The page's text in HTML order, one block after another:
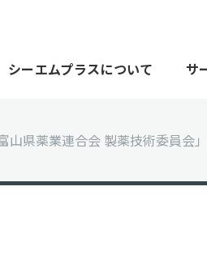
シーエムプラスについて サ
富山県薬業連合会 製薬技術委員会